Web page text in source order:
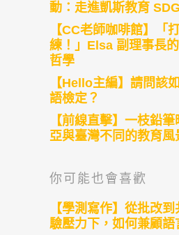
動：走進凱斯教育
【CC老師咖啡館】「
練！」Elsa 副理事長
哲學
【Hello主編】請問該
語檢定？
【前線直擊】一枝鉛
亞與臺灣不同的教育風
你可能也會喜歡
【學測寫作】從批改到
驗壓力下，如何兼顧語